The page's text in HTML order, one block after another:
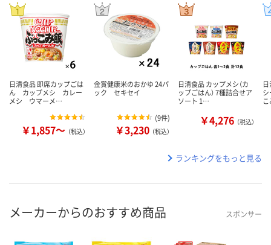
日清食品 即席カップごは
ん カップメシ カレー
メシ ウマーメ…
￥1,857～ （税込）
金賞健康米のおかゆ 24パ
ック セキセイ
(9件)
￥3,230 （税込）
日清食品 カップメシ（カ
ップごはん） 7種詰合せア
ソート 1…
￥4,276 （税込）
ランキングをもっと見る
メーカーからのおすすめ商品 スポンサー